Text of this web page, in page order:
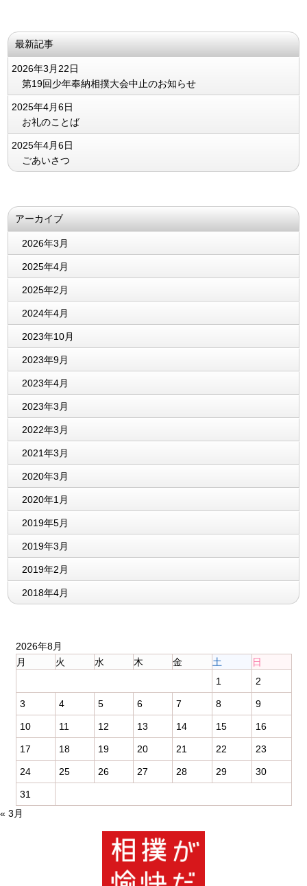
最新記事
2026年3月22日
第19回少年奉納相撲大会中止のお知らせ
2025年4月6日
お礼のことば
2025年4月6日
ごあいさつ
アーカイブ
2026年3月
2025年4月
2025年2月
2024年4月
2023年10月
2023年9月
2023年4月
2023年3月
2022年3月
2021年3月
2020年3月
2020年1月
2019年5月
2019年3月
2019年2月
2018年4月
2026年8月
月
火 水 木 金 土
日
1
2
3 4 5 6 7 8 9
10 11 12 13 14 15 16
17 18 19 20 21 22 23
24 25 26 27 28 29 30
31
« 3月